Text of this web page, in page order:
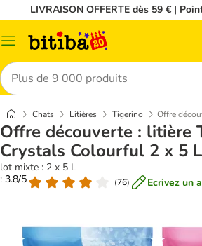
LIVRAISON OFFERTE dès 59 € |
Menu
Rechercher
Chats Litières Tigerino Offre
Offre découverte : litière
Crystals Colourful 2 x 5 L
lot mixte : 2 x 5 L
: 3.8/5
(76) Ecrivez un